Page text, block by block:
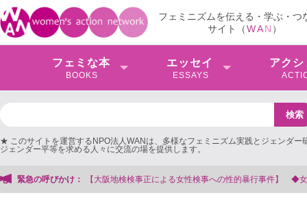
フェミニズムを伝える・学ぶ・つ
サイト（WAN ）
フェミな本
BOOKS
エッセイ
ESSAYS
アクシ
★ このサイトを運営するNPO法人WANは、多様なフェミニズム実践とジェンダー
ジェンダー平等を求める人々に交流の場を提供します。
緊急の呼びかけ：
への性的暴行事件】 ◆女性検事を支援する会事務局